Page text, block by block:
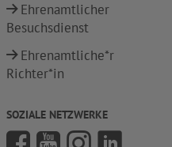
Ehrenamtlicher
Besuchsdienst
Ehrenamtliche*r
Richter*in
SOZIALE NETZWERKE